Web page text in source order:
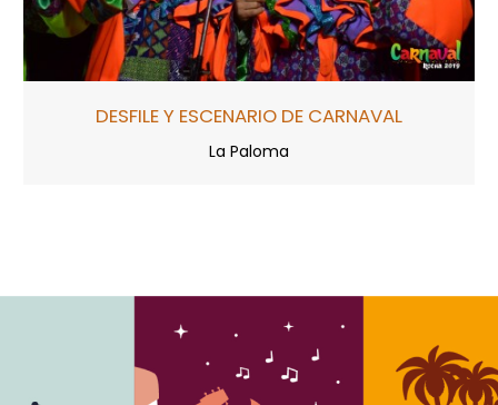
DESFILE Y ESCENARIO DE CARNAVAL
La Paloma